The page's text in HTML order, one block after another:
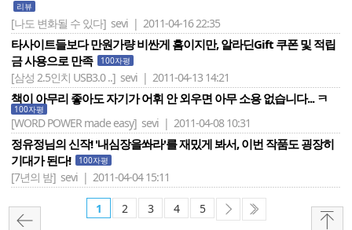
리뷰
[나도 변화될 수 있다] sevi | 2011-04-16 22:35
타사이트들보다 만원가량 비싼게 흠이지만, 알라딘Gift 쿠폰 및 적립
금 사용으로 만족
100자평
[삼성 2.5인치 USB3.0 ..] sevi | 2011-04-13 14:21
책이 아무리 좋아도 자기가 어휘 안 외우면 아무 소용 없습니다... ㅋ
100자평
[WORD POWER made easy] sevi | 2011-04-08 10:31
정유정님의 신작! '내심장을쏴라'를 재밌게 봐서, 이번 작품도 굉장히
기대가 된다!
100자평
[7년의 밤] sevi | 2011-04-04 15:11
1 2 3 4 5